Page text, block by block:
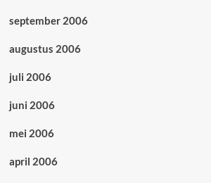
september 2006
augustus 2006
juli 2006
juni 2006
mei 2006
april 2006